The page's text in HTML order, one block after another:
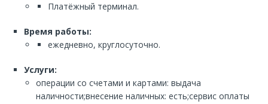
Платёжный терминал.
Время работы:
ежедневно, круглосуточно.
Услуги:
операции со счетами и картами: выдача
наличности;внесение наличных: есть;сервис оплаты